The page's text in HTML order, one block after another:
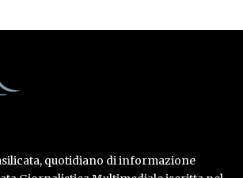
quotidiano di informazione